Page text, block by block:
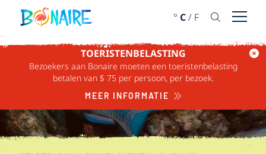
DOORGAAN NAAR ARTIKEL
° C/ F Menu
TOERISTENBELASTING
Bezoekers aan Bonaire moeten een toeristenbelasting
betalen van $ 75 per persoon, per bezoek.
MEER INFORMATIE
OL’ BLUE
6-25 METER (20-80 VOET)